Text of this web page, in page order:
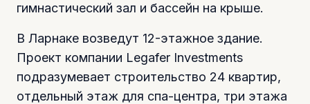
гимнастический зал и бассейн на крыше.
В Ларнаке возведут 12-этажное здание.
Проект компании Legafer Investments
подразумевает строительство 24 квартир,
отдельный этаж для спа-центра, три этажа